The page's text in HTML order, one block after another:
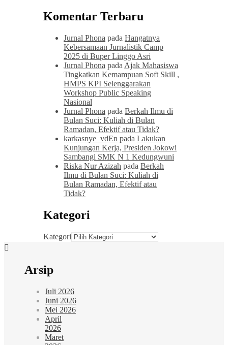
Komentar Terbaru
Jurnal Phona pada Hangatnya
Kebersamaan Jurnalistik Camp
2025 di Buper Linggo Asri
Jurnal Phona pada Ajak Mahasiswa
Tingkatkan Kemampuan Soft Skill ,
HMPS KPI Selenggarakan
Workshop Public Speaking
Nasional
Jurnal Phona pada Berkah Ilmu di
Bulan Suci: Kuliah di Bulan
Ramadan, Efektif atau Tidak?
karkasnye_vdEn pada Lakukan
Kunjungan Kerja, Presiden Jokowi
Sambangi SMK N 1 Kedungwuni
Riska Nur Azizah pada Berkah
Ilmu di Bulan Suci: Kuliah di
Bulan Ramadan, Efektif atau
Tidak?
Kategori
Kategori
Arsip
Juli 2026
Juni 2026
Mei 2026
April
2026
Maret